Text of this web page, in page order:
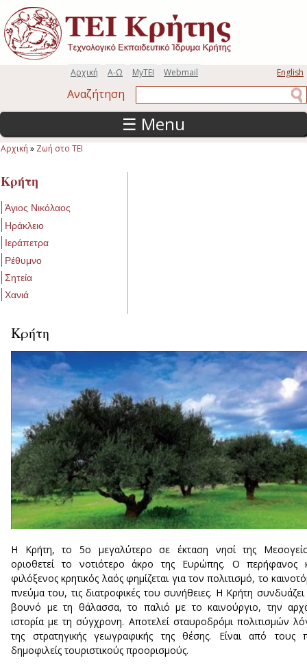
Παράκαμψη προς το κυρίως περιεχόμενο
English
Webmail
MyTEI
Α-Ω
Αρχική
Αναζήτηση
☰ Menu
Αρχική » Ζωή στο ΤΕΙ
Κρήτη
Άγιος Νικόλαος
Ηράκλειο
Ιεράπετρα
Ρέθυμνο
Σητεία
Χανιά
Κρήτη
Η Κρήτη, το 5ο μεγαλύτερο σε έκταση νησί της
οριοθετεί το νοτιότερο άκρο της Ευρώπης. Ο περήφανος
φιλόξενος κρητικός λαός φημίζεται για τον πολιτισμό, το
πνεύμα του, τις διατροφικές του συνήθειες. Η Κρήτη συνδυάζει
βουνό με τη θάλασσα, το παλιό με το καινούργιο, την
ιστορία με τη σύγχρονη. Αποτελεί σταυροδρόμι πολιτισμών
της στρατηγικής γεωγραφικής της θέσης. Είναι από τους
δημοφιλείς τουριστικούς προορισμούς.